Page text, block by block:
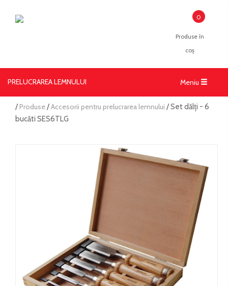
0
Produse în
coș
PRELUCRAREA LEMNULUI Meniu Toggle
/ Produse/Accesorii pentru prelucrarea lemnului / Set dălți - 6
bucăti SES6TLG